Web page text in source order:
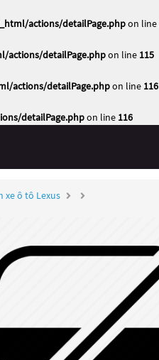
actions/detailPage.phpon line
actions/detailPage.phpon line 115
actions/detailPage.phpon line 116
detailPage.phpon line 116
xe ô tô Lexus